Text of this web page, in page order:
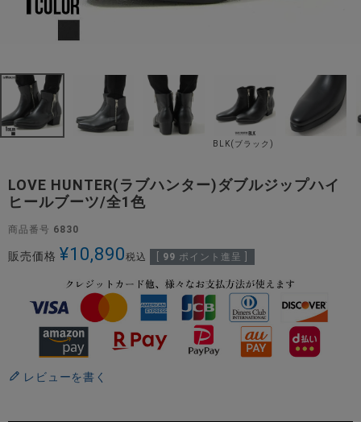
BLK(ブラック)
LOVE HUNTER(ラブハンター)ダブルジップハイ
ヒールブーツ/全1色
商品番号 6830
販売価格 ¥10,890税込 99 ポイント進呈 ]
レビューを書く